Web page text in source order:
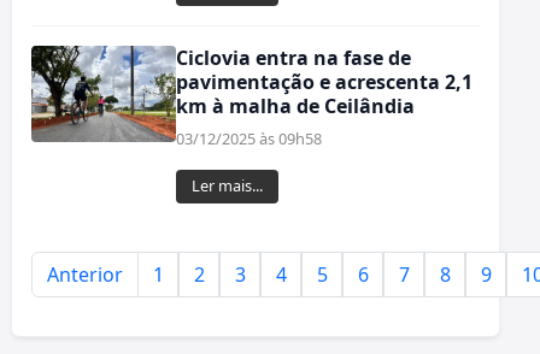
Ciclovia entra na fase de
pavimentação e acrescenta 2,1
km à malha de Ceilândia
03/12/2025 às 09h58
Ler mais...
Anterior 1 2 3 4 5 6 7 8 9